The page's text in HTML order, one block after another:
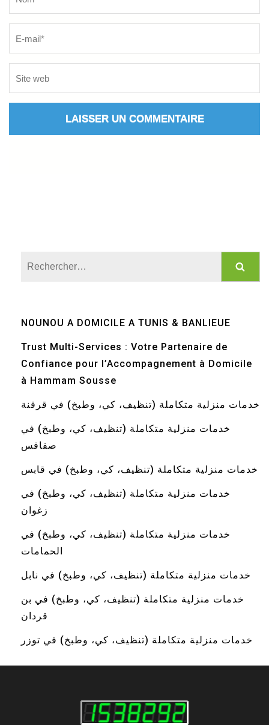
NOUNOU A DOMICILE A TUNIS & BANLIEUE
Trust Multi-Services : Votre Partenaire de
Confiance pour l’Accompagnement à Domicile
à Hammam Sousse
خدمات منزلية متكاملة (تنظيف، كي، وطبخ) في قرقنة
خدمات منزلية متكاملة (تنظيف، كي، وطبخ) في
صفاقس
خدمات منزلية متكاملة (تنظيف، كي، وطبخ) في قابس
خدمات منزلية متكاملة (تنظيف، كي، وطبخ) في
زغوان
خدمات منزلية متكاملة (تنظيف، كي، وطبخ) في
الحمامات
خدمات منزلية متكاملة (تنظيف، كي، وطبخ) في نابل
خدمات منزلية متكاملة (تنظيف، كي، وطبخ) في بن
قردان
خدمات منزلية متكاملة (تنظيف، كي، وطبخ) في توزر